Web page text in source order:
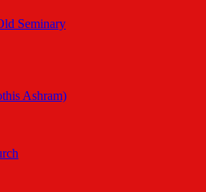
Seminary
Ashram)